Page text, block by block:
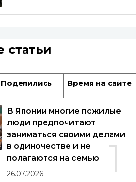
статьи
Поделились Время на сайте
1
В Японии многие пожилые
люди предпочитают
заниматься своими делами
в одиночестве и не
полагаются на семью
26.07.2026